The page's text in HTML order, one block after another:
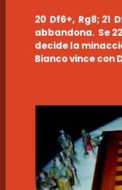
20 Df6+, Rg8; 21
abbandona. Se
decide la
Bianco vince con